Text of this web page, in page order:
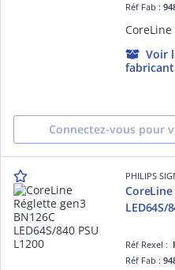
Réf Fab :
Voir
fabricant
Connectez-vous pour
PHILIPS
CoreLine
LED64S/
Réf Rexel :
Réf Fab :